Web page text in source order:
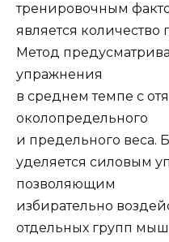
тренировочным
является
Метод
упражнения
в среднем темпе с
околопредельного
и предельного веса.
уделяется силовым
позволяющим
избирательно
отдельных групп